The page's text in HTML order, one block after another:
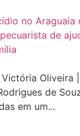
Oliveira
de
em um...